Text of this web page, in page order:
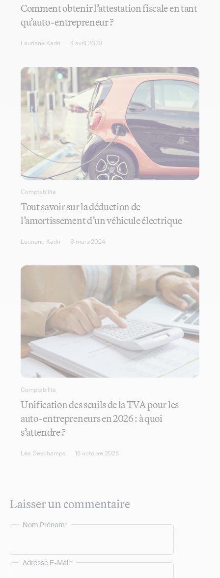
Comment obtenir l’attestation fiscale en tant
qu’auto-entrepreneur ?
Lauriane Kadri 4 avril 2023
Comptabilité
Tout savoir sur la déduction de
l’amortissement d’un véhicule électrique
Lauriane Kadri 8 mars 2024
Comptabilité
Unification des seuils de la TVA pour les
auto-entrepreneurs en 2026 : à quoi
s’attendre ?
Léa Deschamps 16 octobre 2025
Laisser un commentaire
Nom Prénom*
Adresse E-Mail*